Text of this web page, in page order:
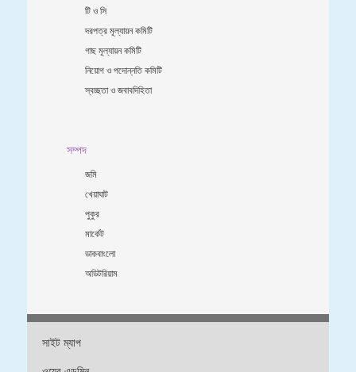
টি ও সি
দরপত্র মূল্যায়ন কমিটি
গাছ মূল্যায়ন কমিটি
নিয়োগ ও পদোন্নতি কমিটি
স্বচ্ছতা ও জবাবদিহিতা
সম্পদ
জমি
খেয়াঘাট
পুকুর
মার্কেট
ডাকবাংলো
অডিটরিয়াম
সাইট ম্যাপ